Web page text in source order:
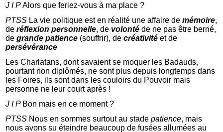
J I PAlors que feriez-vous à ma place ?
PTSS La vie politique est en réalité une affaire demémoire,
deréflexion personnelle, de volonté de ne pas être berné,
degrande patience (souffrir), decréativité et de
persévérance
Les Charlatans, dont savaient se moquer les Badauds,
pourtant non diplômés, ne sont plus depuis longtemps dans
les Foires, ils sont dans les couloirs du Pouvoir mais
personne ne leur court après !
J I P Bon mais en ce moment ?
PTSS Nous en sommes surtout au stadepatience, mais
nous avons su éteindre beaucoup de fusées allumées au